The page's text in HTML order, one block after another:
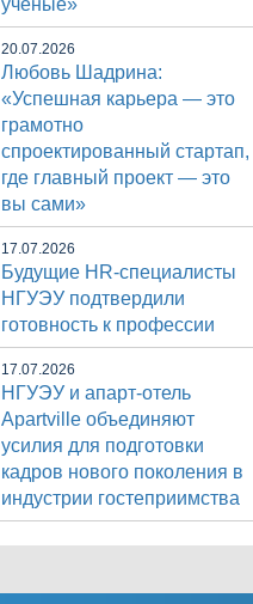
ученые»
20.07.2026
Любовь Шадрина:
«Успешная карьера — это
грамотно
спроектированный стартап,
где главный проект — это
вы сами»
17.07.2026
Будущие HR-специалисты
НГУЭУ подтвердили
готовность к профессии
17.07.2026
НГУЭУ и апарт-отель
Apartville объединяют
усилия для подготовки
кадров нового поколения в
индустрии гостеприимства